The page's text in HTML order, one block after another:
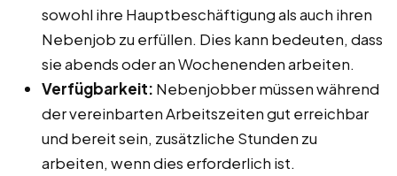
sowohl ihre Hauptbeschäftigung als auch ihren
Nebenjob zu erfüllen. Dies kann bedeuten, dass
sie abends oder an Wochenenden arbeiten.
Verfügbarkeit: Nebenjobber müssen während
der vereinbarten Arbeitszeiten gut erreichbar
und bereit sein, zusätzliche Stunden zu
arbeiten, wenn dies erforderlich ist.